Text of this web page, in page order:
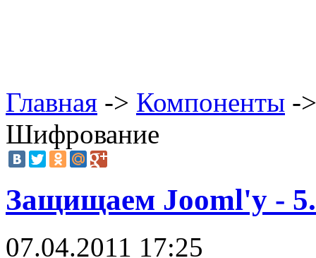
Главная -> Компоненты -
Шифрование
Защищаем Jooml'у -
07.04.2011 17:25